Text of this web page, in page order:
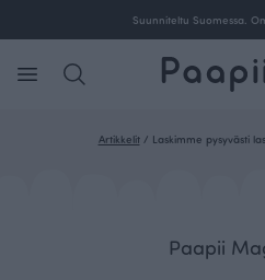
Suunniteltu Suomessa.
Artikkelit/ Laskimme pysyvästi
Paapii